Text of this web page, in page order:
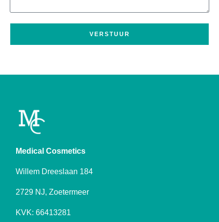
VERSTUUR
Medical Cosmetics
Willem Dreeslaan 184
2729 NJ, Zoetermeer
KVK: 66413281